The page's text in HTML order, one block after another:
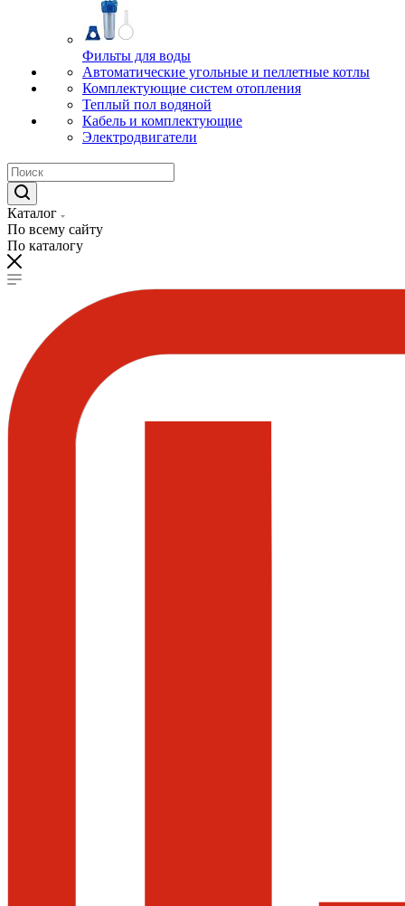
Фильты для воды
Автоматические угольные и пеллетные котлы
Комплектующие систем отопления
Теплый пол водяной
Кабель и комплектующие
Электродвигатели
Каталог
По всему сайту
По каталогу